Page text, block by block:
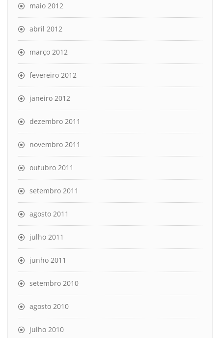
maio 2012
abril 2012
março 2012
fevereiro 2012
janeiro 2012
dezembro 2011
novembro 2011
outubro 2011
setembro 2011
agosto 2011
julho 2011
junho 2011
setembro 2010
agosto 2010
julho 2010